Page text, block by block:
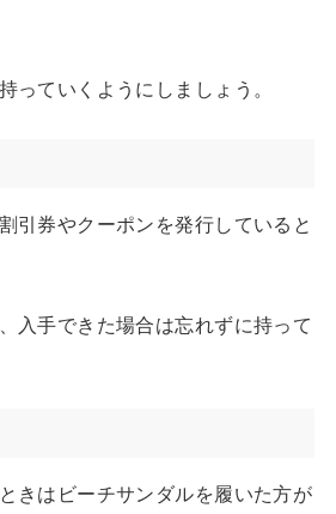
っていくようにしましょう。
引券やクーポンを発行していると
入手できた場合は忘れずに持って
きはビーチサンダルを履いた方が